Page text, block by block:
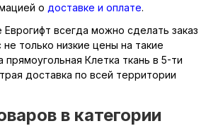
о доставке и оплате.
Еврогифт всегда можно сделать заказ
не только низкие цены на такие
прямоугольная Клетка ткань в 5-ти
доставка по всей территории
в категории